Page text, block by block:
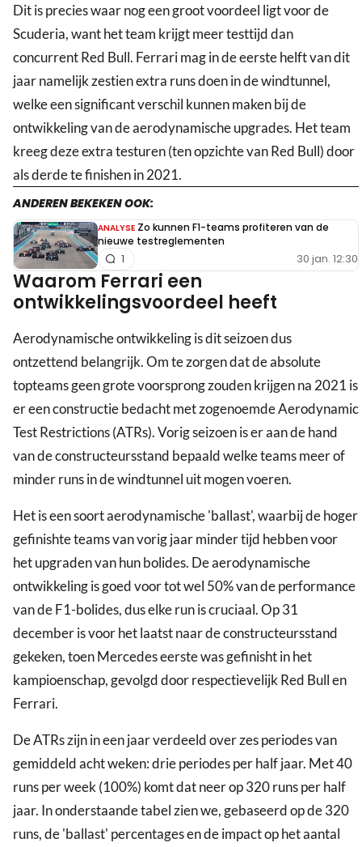
Dit is precies waar nog een groot voordeel ligt voor de
Scuderia, want het team krijgt meer testtijd dan
concurrent Red Bull. Ferrari mag in de eerste helft van dit
jaar namelijk zestien extra runs doen in de windtunnel,
welke een significant verschil kunnen maken bij de
ontwikkeling van de aerodynamische upgrades. Het team
kreeg deze extra testuren (ten opzichte van Red Bull) door
als derde te finishen in 2021.
ANDEREN BEKEKEN OOK:
ANALYSE Zo kunnen F1-teams profiteren van de
nieuwe testreglementen
30 jan. 12:30
1
Waarom Ferrari een
ontwikkelingsvoordeel heeft
Aerodynamische ontwikkeling is dit seizoen dus
ontzettend belangrijk. Om te zorgen dat de absolute
topteams geen grote voorsprong zouden krijgen na 2021 is
er een constructie bedacht met zogenoemde Aerodynamic
Test Restrictions (ATRs). Vorig seizoen is er aan de hand
van de constructeursstand bepaald welke teams meer of
minder runs in de windtunnel uit mogen voeren.
Het is een soort aerodynamische 'ballast', waarbij de hoger
gefinishte teams van vorig jaar minder tijd hebben voor
het upgraden van hun bolides. De aerodynamische
ontwikkeling is goed voor tot wel 50% van de performance
van de F1-bolides, dus elke run is cruciaal. Op 31
december is voor het laatst naar de constructeursstand
gekeken, toen Mercedes eerste was gefinisht in het
kampioenschap, gevolgd door respectievelijk Red Bull en
Ferrari.
De ATRs zijn in een jaar verdeeld over zes periodes van
gemiddeld acht weken: drie periodes per half jaar. Met 40
runs per week (100%) komt dat neer op 320 runs per half
jaar. In onderstaande tabel zien we, gebaseerd op de 320
runs, de 'ballast' percentages en de impact op het aantal